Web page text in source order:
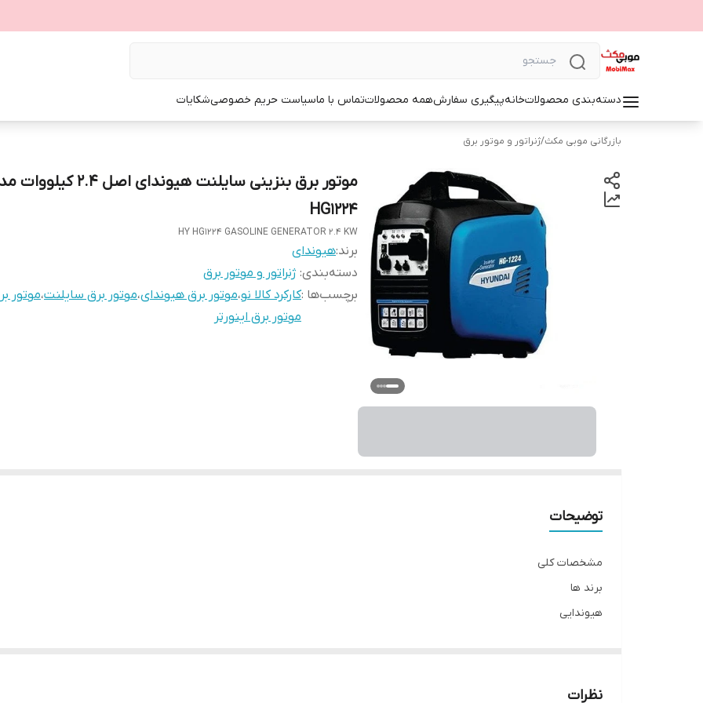
دسته‌بندی محصولاتخانهپیگیری سفارشهمه محصولاتتماس با ماسیاست حریم خصوصیشکایات
بازرگانی موبی مکث/ژنراتور و موتور برق
موتور برق بنزینی سایلنت هیوندای اصل 2.4
HG1224
HY HG1224 GASOLINE GENERATOR 2.4 KW
برند:هیوندای
دسته‌بندی: ژنراتور و موتور برق
برچسب‌ها :کارکرد کالا نو،موتور برق هیوندای،موتور برق سایلنت،موتور
موتور برق اینورتر
توضیحات
مشخصات کلی
برند ها
هیوندایی
توان بر اساس کیلووات
نظرات